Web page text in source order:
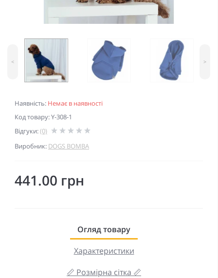
Наявність: Немає в наявності
Код товару: Y-308-1
Відгуки:(0)
Виробник: DOGS BOMBA
< >
441.00 грн
Огляд товару
Характеристики
📏 Розмірна сітка 📏